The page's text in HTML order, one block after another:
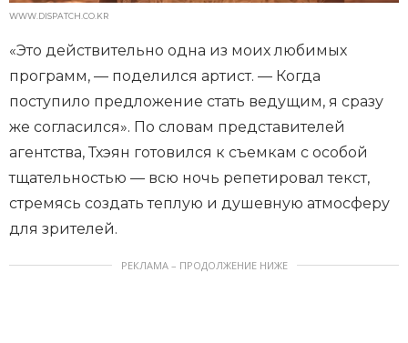
WWW.DISPATCH.CO.KR
«Это действительно одна из моих любимых
программ, — поделился артист. — Когда
поступило предложение стать ведущим, я сразу
же согласился». По словам представителей
агентства, Тхэян готовился к съемкам с особой
тщательностью — всю ночь репетировал текст,
стремясь создать теплую и душевную атмосферу
для зрителей.
РЕКЛАМА – ПРОДОЛЖЕНИЕ НИЖЕ